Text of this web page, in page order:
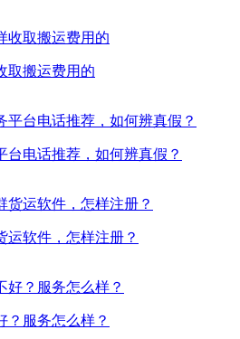
取搬运费用的
台电话推荐，如何辨真假？
运软件，怎样注册？
？服务怎么样？